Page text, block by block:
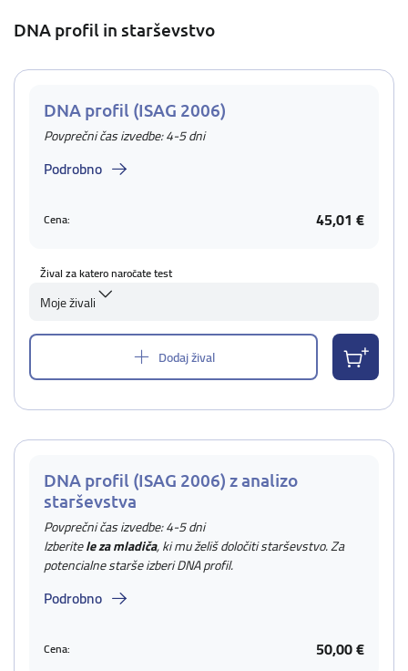
DNA profil in starševstvo
DNA profil (ISAG 2006)
Povprečni čas izvedbe: 4-5 dni
Podrobno
Cena: 45,01 €
Žival za katero naročate test
Moje živali
Dodaj žival
DNA profil (ISAG 2006) z analizo
starševstva
Povprečni čas izvedbe: 4-5 dni
Izberitele za mladiča, ki mu želiš določiti starševstvo. Za
potencialne starše izberi DNA profil.
Podrobno
Cena: 50,00 €